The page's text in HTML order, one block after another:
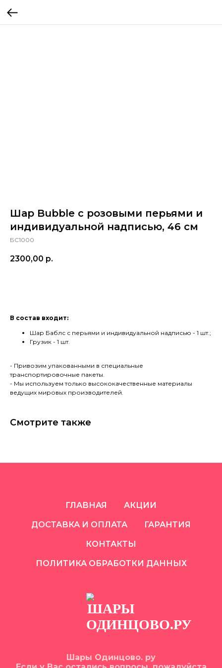
Шар Bubble с розовыми перьями и
индивидуальной надписью, 46 см
БС1000
2300,00 р.
В состав входит:
Шар Баблс с перьями и индивидуальной надписью - 1 шт.;
Грузик - 1 шт.
- Привозим упакованными в специальные
транспортировочные пакеты.
- Мы используем только высококачественные материалы
ведущих мировых производителей.
Смотрите также
ГЛАВНАЯ АКЦИИ
ДОСТАВКА И ОПЛАТА ГАРАНТИЯ
КОНТАКТЫ
ПОЛИТИКА ОБРАБОТКИ ДАННЫХ
Шары Одинцово. ру